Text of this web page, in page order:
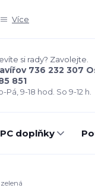
Více
si rady? Zavolejte.
736 232 307
851
Pá, 9-18 hod. So 9-12 h.
PC doplňky